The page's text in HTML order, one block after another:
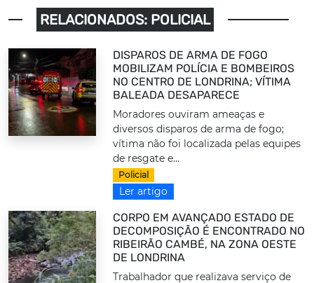
RELACIONADOS: POLICIAL
DISPAROS DE ARMA DE FOGO
MOBILIZAM POLÍCIA E BOMBEIROS
NO CENTRO DE LONDRINA; VÍTIMA
BALEADA DESAPARECE
Moradores ouviram ameaças e
diversos disparos de arma de fogo;
vítima não foi localizada pelas equipes
de resgate e...
Policial
Ler artigo
CORPO EM AVANÇADO ESTADO DE
DECOMPOSIÇÃO É ENCONTRADO NO
RIBEIRÃO CAMBÉ, NA ZONA OESTE
DE LONDRINA
Trabalhador que realizava serviço de